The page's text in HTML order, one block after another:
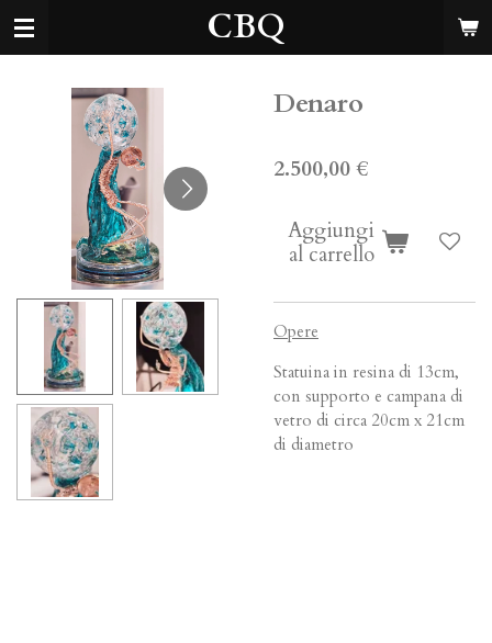
Vai
principale
CBQ
Denaro
2.500,00 €
Aggiungi
al carrello
Opere
Statuina in resina di 13cm,
con supporto e campana di
vetro di circa 20cm x 21cm
di diametro